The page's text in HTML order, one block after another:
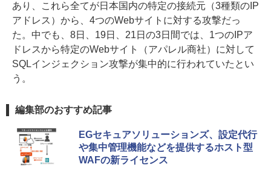
あり、これら全てが日本国内の特定の接続元（3種類のIP
アドレス）から、4つのWebサイトに対する攻撃だっ
た。中でも、8日、19日、21日の3日間では、1つのIPア
ドレスから特定のWebサイト（アパレル商社）に対して
SQLインジェクション攻撃が集中的に行われていたとい
う。
編集部のおすすめ記事
EGセキュアソリューションズ、設定代行
や集中管理機能などを提供するホスト型
WAFの新ライセンス